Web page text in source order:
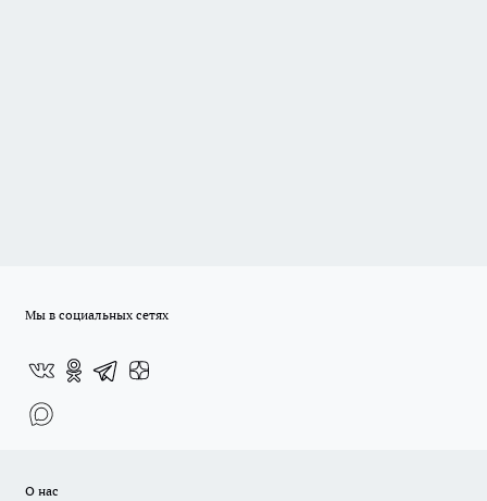
Мы в социальных сетях
О нас